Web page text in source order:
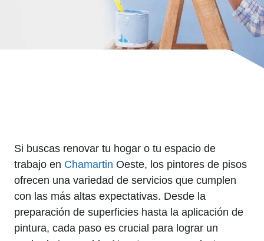
Si buscas renovar tu hogar o tu espacio de
trabajo en Chamartin Oeste, los pintores de pisos
ofrecen una variedad de servicios que cumplen
con las más altas expectativas. Desde la
preparación de superficies hasta la aplicación de
pintura, cada paso es crucial para lograr un